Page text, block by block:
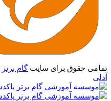
تمامی حقوق برای سایت گام برتر
آدلی